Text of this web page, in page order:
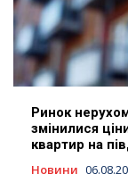
Ринок
змінилися
квартир на
Новини